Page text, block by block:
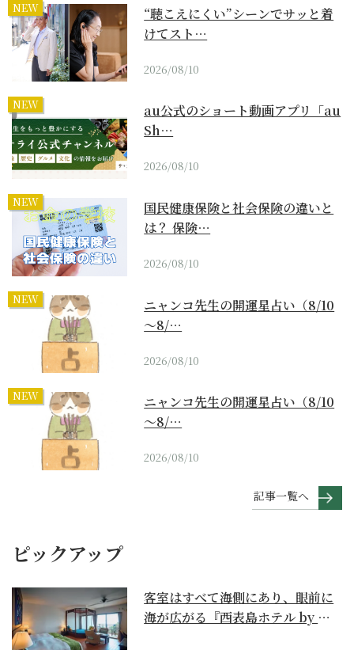
NEW
“聴こえにくい”シーンでサッと着
けてスト…
2026/08/10
NEW
au公式のショート動画アプリ「au
Sh…
2026/08/10
NEW
国民健康保険と社会保険の違いと
は？ 保険…
2026/08/10
NEW
ニャンコ先生の開運星占い（8/10
～8/…
2026/08/10
NEW
ニャンコ先生の開運星占い（8/10
～8/…
2026/08/10
記事一覧へ
ピックアップ
客室はすべて海側にあり、眼前に
海が広がる『西表島ホテル by 星